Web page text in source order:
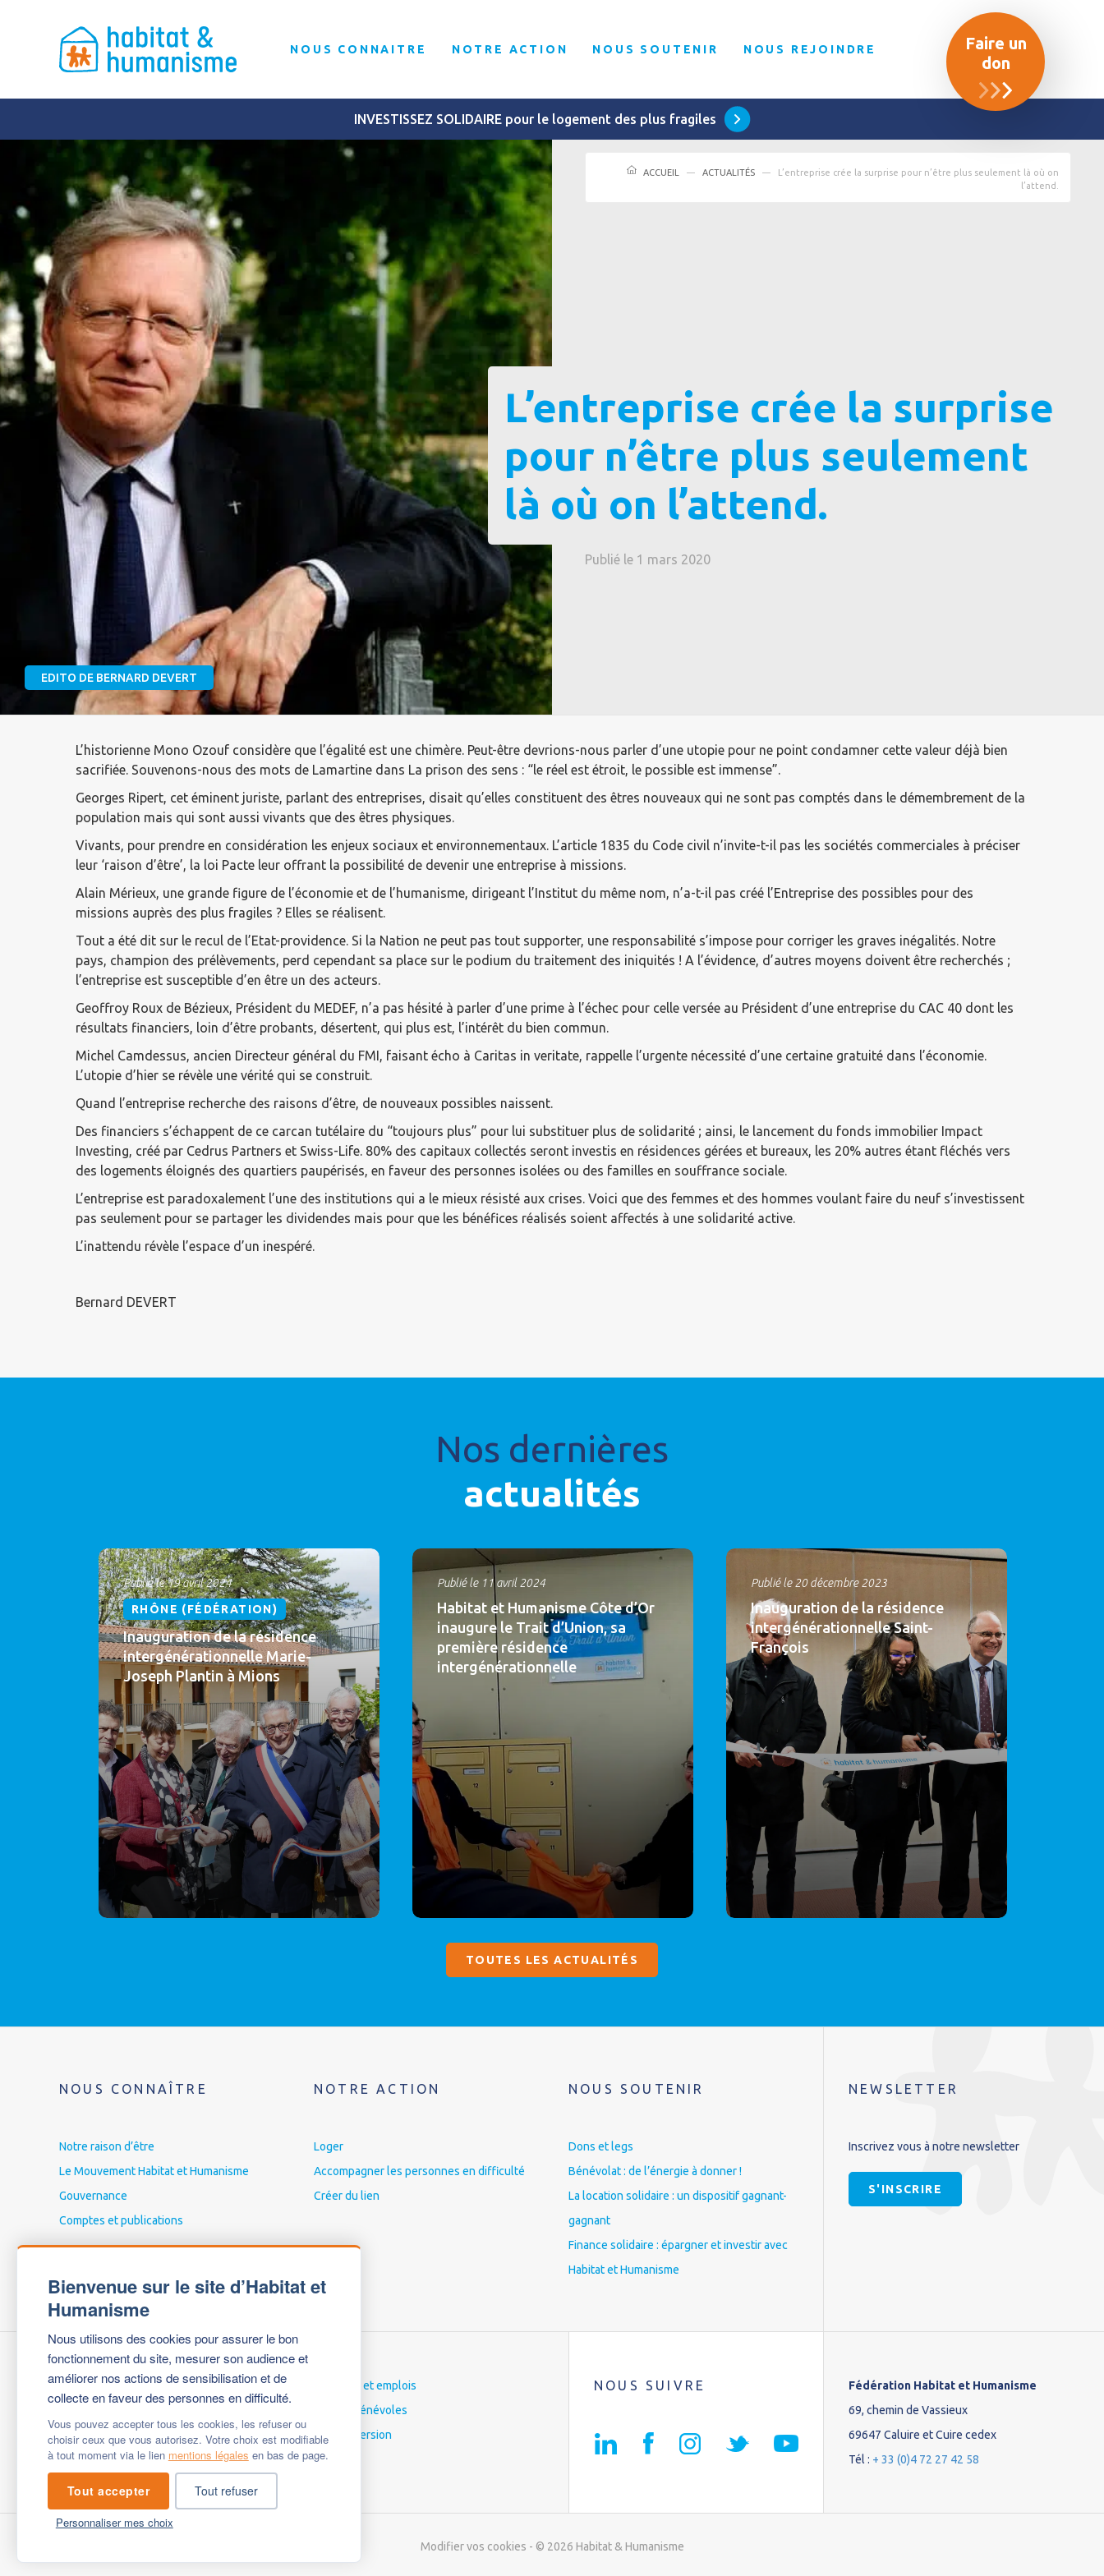
Bienvenue sur le site d’Habitat et
Humanisme
Nous utilisons des cookies pour assurer le bon
fonctionnement du site, mesurer son audience et
améliorer nos actions de sensibilisation et de
collecte en faveur des personnes en difficulté.
Vous pouvez accepter tous les cookies, les refuser ou
choisir ceux que vous autorisez. Votre choix est modifiable
à tout moment via le lien mentions légales en bas de page.
Tout accepter Tout refuser
Personnaliser mes choix
NOUS CONNAITRE NOTRE ACTION NOUS SOUTENIR NOUS REJOINDRE
Faire un
don
INVESTISSEZ SOLIDAIRE pour le logement des plus fragiles
EDITO DE BERNARD DEVERT
ACCUEIL ACTUALITÉS
L’entreprise crée la surprise pour n’être plus seulement là où on
l’attend.
L’entreprise crée la surprise
pour n’être plus seulement
là où on l’attend.
Publié le 1 mars 2020
L’historienne Mono Ozouf considère que l’égalité est une chimère. Peut-être devrions-nous parler d’une utopie pour ne point condamner cette valeur déjà bien
sacrifiée. Souvenons-nous des mots de Lamartine dans La prison des sens : “le réel est étroit, le possible est immense”.
Georges Ripert, cet éminent juriste, parlant des entreprises, disait qu’elles constituent des êtres nouveaux qui ne sont pas comptés dans le démembrement de la
population mais qui sont aussi vivants que des êtres physiques.
Vivants, pour prendre en considération les enjeux sociaux et environnementaux. L’article 1835 du Code civil n’invite-t-il pas les sociétés commerciales à préciser
leur ‘raison d’être’, la loi Pacte leur offrant la possibilité de devenir une entreprise à missions.
Alain Mérieux, une grande figure de l’économie et de l’humanisme, dirigeant l’Institut du même nom, n’a-t-il pas créé l’Entreprise des possibles pour des
missions auprès des plus fragiles ? Elles se réalisent.
Tout a été dit sur le recul de l’Etat-providence. Si la Nation ne peut pas tout supporter, une responsabilité s’impose pour corriger les graves inégalités. Notre
pays, champion des prélèvements, perd cependant sa place sur le podium du traitement des iniquités ! A l’évidence, d’autres moyens doivent être recherchés ;
l’entreprise est susceptible d’en être un des acteurs.
Geoffroy Roux de Bézieux, Président du MEDEF, n’a pas hésité à parler d’une prime à l’échec pour celle versée au Président d’une entreprise du CAC 40 dont les
résultats financiers, loin d’être probants, désertent, qui plus est, l’intérêt du bien commun.
Michel Camdessus, ancien Directeur général du FMI, faisant écho à Caritas in veritate, rappelle l’urgente nécessité d’une certaine gratuité dans l’économie.
L’utopie d’hier se révèle une vérité qui se construit.
Quand l’entreprise recherche des raisons d’être, de nouveaux possibles naissent.
Des financiers s’échappent de ce carcan tutélaire du “toujours plus” pour lui substituer plus de solidarité ; ainsi, le lancement du fonds immobilier Impact
Investing, créé par Cedrus Partners et Swiss-Life. 80% des capitaux collectés seront investis en résidences gérées et bureaux, les 20% autres étant fléchés vers
des logements éloignés des quartiers paupérisés, en faveur des personnes isolées ou des familles en souffrance sociale.
L’entreprise est paradoxalement l’une des institutions qui a le mieux résisté aux crises. Voici que des femmes et des hommes voulant faire du neuf s’investissent
pas seulement pour se partager les dividendes mais pour que les bénéfices réalisés soient affectés à une solidarité active.
L’inattendu révèle l’espace d’un inespéré.
Bernard DEVERT
Nos dernières
actualités
Publié le 19 avril 2024
RHÔNE (FÉDÉRATION)
Inauguration de la résidence
intergénérationnelle Marie-
Joseph Plantin à Mions
Publié le 11 avril 2024
Habitat et Humanisme Côte d’Or
inaugure le Trait d’Union, sa
première résidence
intergénérationnelle
Publié le 20 décembre 2023
Inauguration de la résidence
intergénérationnelle Saint-
François
TOUTES LES ACTUALITÉS
NOUS CONNAÎTRE
Notre raison d’être
Le Mouvement Habitat et Humanisme
Gouvernance
Comptes et publications
NOTRE ACTION
Loger
Accompagner les personnes en difficulté
Créer du lien
NOUS SOUTENIR
Dons et legs
Bénévolat : de l’énergie à donner !
La location solidaire : un dispositif gagnant-
gagnant
Finance solidaire : épargner et investir avec
Habitat et Humanisme
NEWSLETTER
Inscrivez vous à notre newsletter
S'INSCRIRE
Nous contacter
Mentions légales
Questions fréquentes
Carrières et emplois
Espace bénévoles
English version
NOUS SUIVRE
Fédération Habitat et Humanisme
69, chemin de Vassieux
69647 Caluire et Cuire cedex
Tél : + 33 (0)4 72 27 42 58
Modifier vos cookies - © 2026 Habitat & Humanisme